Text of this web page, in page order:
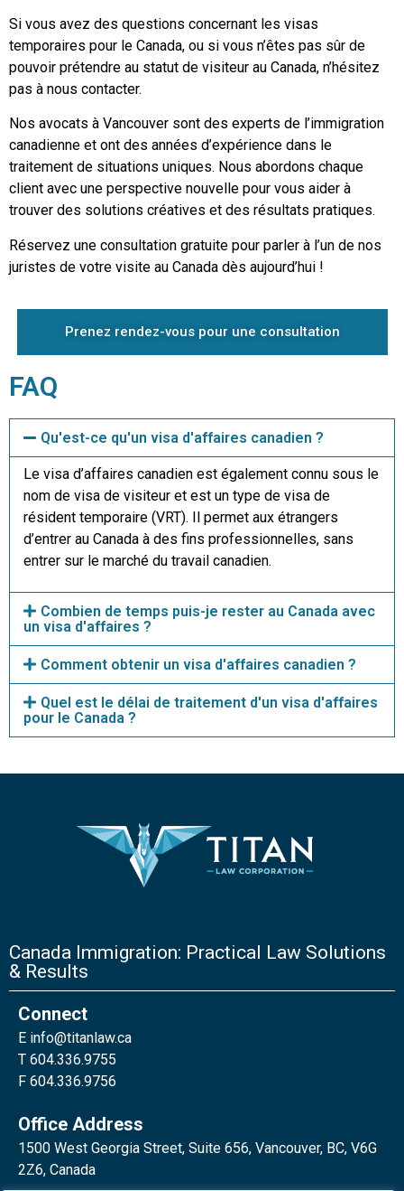
Si vous avez des questions concernant les visas
temporaires pour le Canada, ou si vous n’êtes pas sûr de
pouvoir prétendre au statut de visiteur au Canada, n’hésitez
pas à nous contacter.
Nos avocats à Vancouver sont des experts de l’immigration
canadienne et ont des années d’expérience dans le
traitement de situations uniques. Nous abordons chaque
client avec une perspective nouvelle pour vous aider à
trouver des solutions créatives et des résultats pratiques.
Réservez une consultation gratuite pour parler à l’un de nos
juristes de votre visite au Canada dès aujourd’hui !
Prenez rendez-vous pour une consultation
FAQ
Qu'est-ce qu'un visa d'affaires canadien ?
Le visa d’affaires canadien est également connu sous le
nom de visa de visiteur et est un type de visa de
résident temporaire (VRT). Il permet aux étrangers
d’entrer au Canada à des fins professionnelles, sans
entrer sur le marché du travail canadien.
Combien de temps puis-je rester au Canada avec
un visa d'affaires ?
Comment obtenir un visa d'affaires canadien ?
Quel est le délai de traitement d'un visa d'affaires
pour le Canada ?
Canada Immigration: Practical Law Solutions
& Results
Connect
E info@titanlaw.ca
T 604.336.9755
F 604.336.9756
Office Address
1500 West Georgia Street, Suite 656, Vancouver, BC, V6G
2Z6, Canada